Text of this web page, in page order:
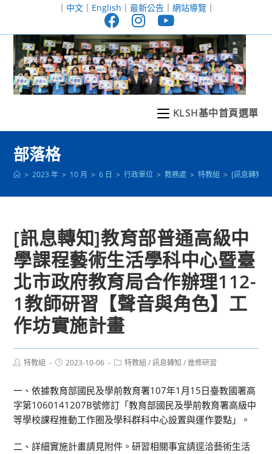
至
｜ 中文｜ English ｜ 最新公告｜ 網站導覽｜
KLSH基中首頁選單
部落格
> 2023 年 > 10 月 > 6 日 > 行政單位 > 教務處 > 特教組 > [訊息轉知]
[訊息轉知]教育部普通高級中
學課程藝術生活學科中心暨臺
北市政府教育局合作辦理112-
1教師研習【聲音與角色】工
作坊實施計畫
Post特教組
Post2023-10-06
Post特教組 / 訊息轉知 / 進修研習
一、依據教育部國民及學前教育署107年1月15日臺教國署高
字第1060141207B號修訂「教育部國民及學前教育署高級中
等學校課程推動工作圈及學科群科中心設置與運作要點」。
二、詳細實施計畫請見附件。研習相關事宜請逕洽藝術生活